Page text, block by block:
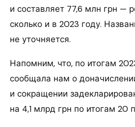
и составляет 77,6 млн грн —
сколько и в 2023 году.
не уточняется.
Напомним, что, по итогам
сообщала нам о
и сокращении
на 4,1 млрд грн по итогам 20